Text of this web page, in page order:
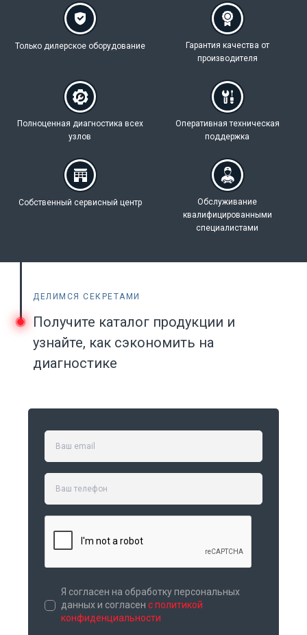
Только дилерское оборудование Гарантия качества от
производителя
Полноценная диагностика всех
узлов
Оперативная техническая
поддержка
Собственный сервисный центр
Обслуживание
квалифицированными
специалистами
ДЕЛИМСЯ СЕКРЕТАМИ
Получите каталог продукции и
узнайте, как сэкономить на
диагностике
Я согласен на обработку персональных
данных и согласен с политикой
конфиденциальности